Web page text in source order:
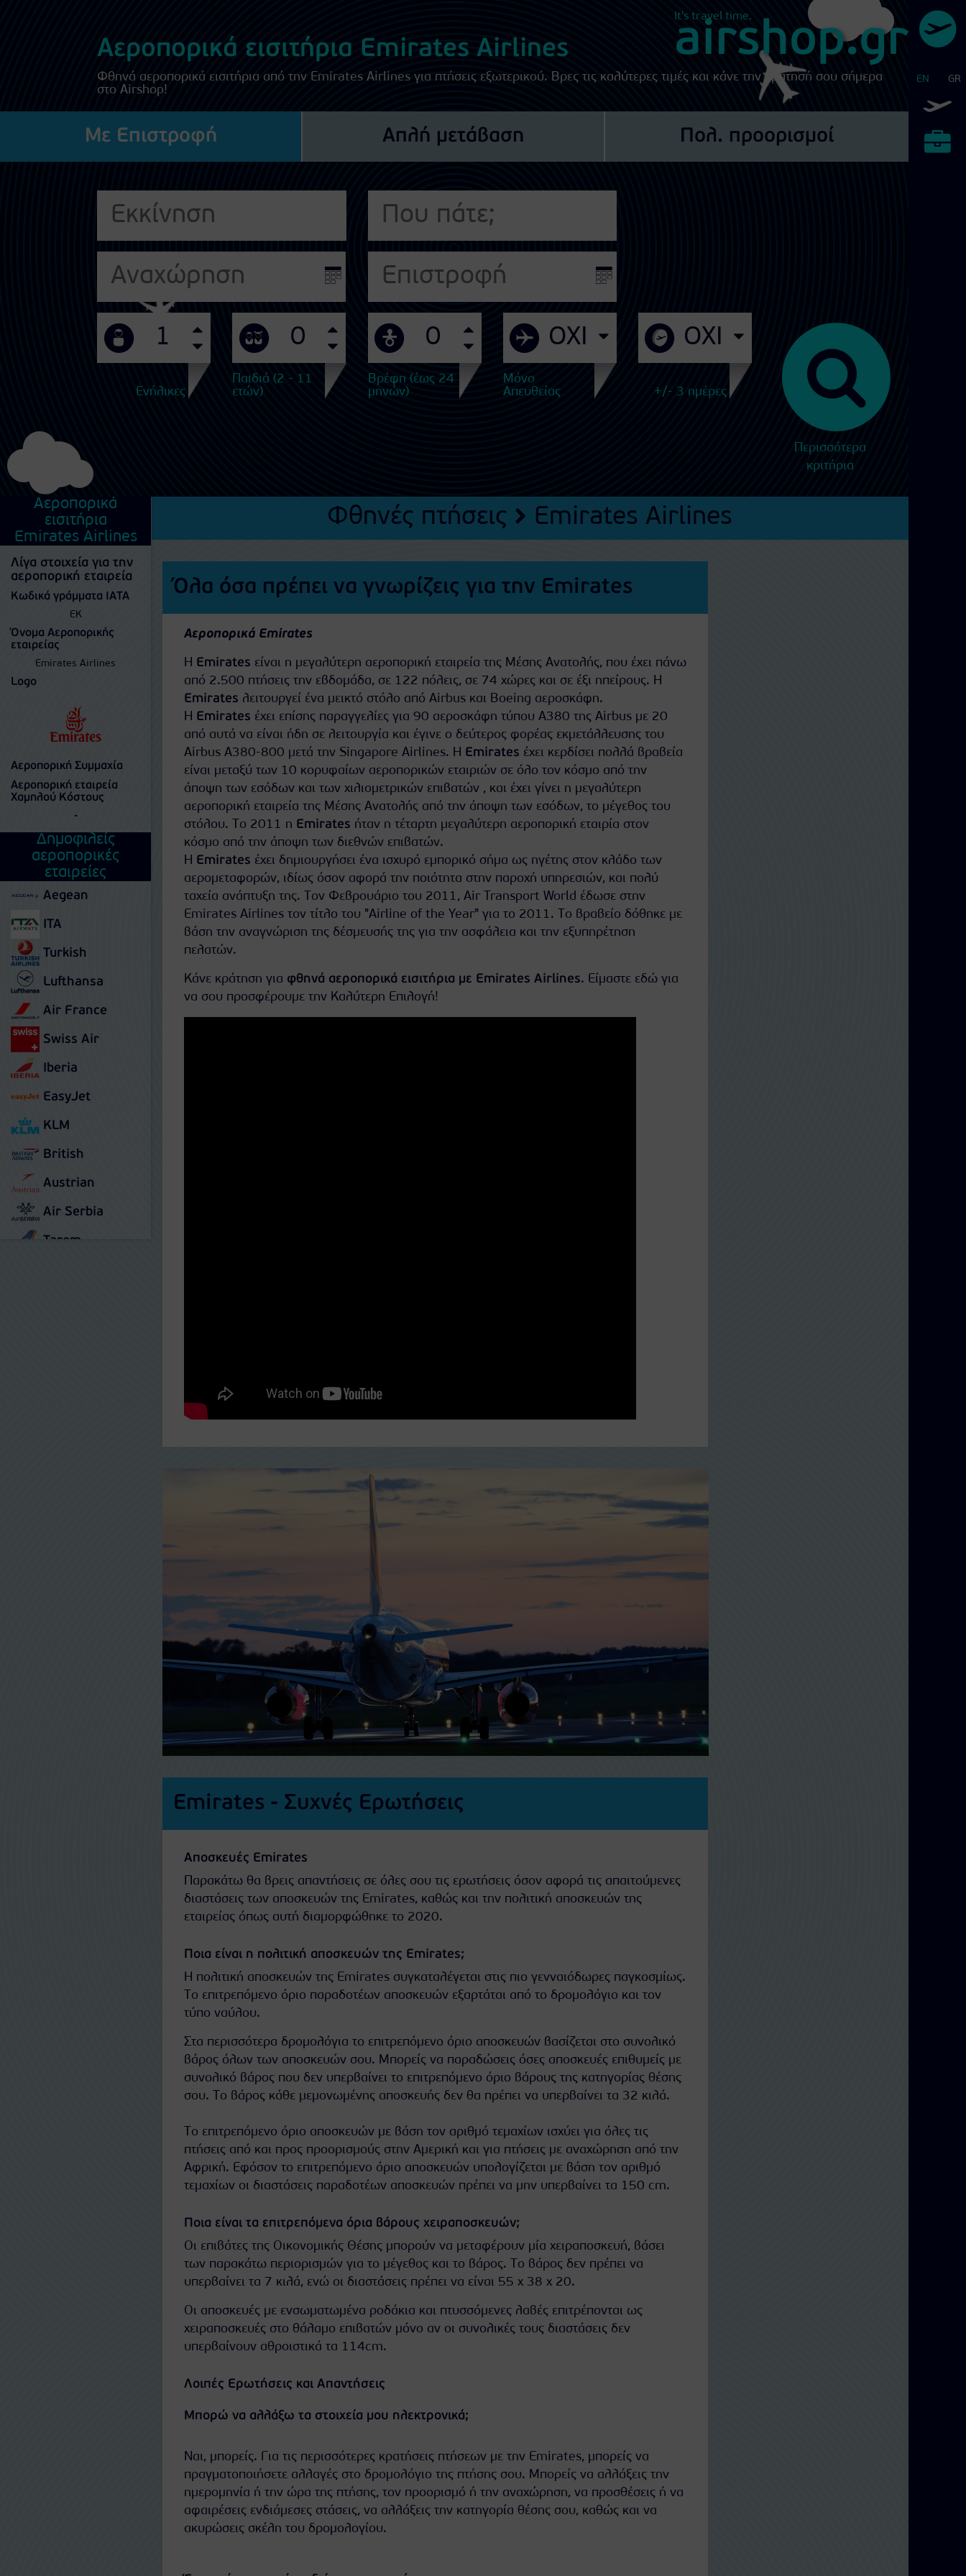
airshop.gr
It's travel time.
EN GR
Αεροπορικά εισιτήρια Emirates Airlines
Φθηνά αεροπορικά εισιτήρια από την Emirates Airlines για πτήσεις εξωτερικού. Βρες τις καλύτερες τιμές και κάνε την κράτησή σου σήμερα
στο Airshop!
Με Επιστροφή Απλή μετάβαση Πολ. προορισμοί
Ενήλικες
Παιδιά (2 - 11
ετών)
Βρέφη (έως 24
μηνών)
Μόνο
Απευθείας
+/- 3 ημέρες
Περισσότερα
κριτήρια
Αεροπορικά
εισιτήρια
Emirates Airlines
Λίγα στοιχεία για την
αεροπορική εταιρεία
Κωδικά γράμματα IATA
EK
Όνομα Αεροπορικής
εταιρείας
Emirates Airlines
Logo
Αεροπορική Συμμαχία
Αεροπορική εταιρεία
Χαμηλού Κόστους
-
Δημοφιλείς
αεροπορικές
εταιρείες
Aegean
ITA
Turkish
Lufthansa
Air France
Swiss Air
Iberia
EasyJet
KLM
British
Austrian
Air Serbia
Tarom
Φθηνές πτήσεις Emirates Airlines
Όλα όσα πρέπει να γνωρίζεις για την Emirates
Αεροπορικά Emirates
Η Emirates είναι η μεγαλύτερη αεροπορική εταιρεία της Μέσης Ανατολής, που έχει πάνω
από 2.500 πτήσεις την εβδομάδα, σε 122 πόλεις, σε 74 χώρες και σε έξι ηπείρους. Η
Emirates λειτουργεί ένα μεικτό στόλο από Airbus και Boeing αεροσκάφη.
Η Emirates έχει επίσης παραγγελίες για 90 αεροσκάφη τύπου Α380 της Airbus με 20
από αυτά να είναι ήδη σε λειτουργία και έγινε ο δεύτερος φορέας εκμετάλλευσης του
Airbus A380-800 μετά την Singapore Airlines. Η Emirates έχει κερδίσει πολλά βραβεία
είναι μεταξύ των 10 κορυφαίων αεροπορικών εταιριών σε όλο τον κόσμο από την
άποψη των εσόδων και των χιλιομετρικών επιβατών , και έχει γίνει η μεγαλύτερη
αεροπορική εταιρεία της Μέσης Ανατολής από την άποψη των εσόδων, το μέγεθος του
στόλου. Το 2011 η Emirates ήταν η τέταρτη μεγαλύτερη αεροπορική εταιρία στον
κόσμο από την άποψη των διεθνών επιβατών.
Η Emirates έχει δημιουργήσει ένα ισχυρό εμπορικό σήμα ως ηγέτης στον κλάδο των
αερομεταφορών, ιδίως όσον αφορά την ποιότητα στην παροχή υπηρεσιών, και πολύ
ταχεία ανάπτυξη της. Τον Φεβρουάριο του 2011, Air Transport World έδωσε στην
Emirates Airlines τον τίτλο του "Airline of the Year" για το 2011. Το βραβείο δόθηκε με
βάση την αναγνώριση της δέσμευσής της για την ασφάλεια και την εξυπηρέτηση
πελατών.
Κάνε κράτηση για φθηνά αεροπορικά εισιτήρια με Emirates Airlines. Είμαστε εδώ για
να σου προσφέρουμε την Καλύτερη Επιλογή!
Emirates - Συχνές Ερωτήσεις
Αποσκευές Emirates
Παρακάτω θα βρεις απαντήσεις σε όλες σου τις ερωτήσεις όσον αφορά τις απαιτούμενες
διαστάσεις των αποσκευών της Emirates, καθώς και την πολιτική αποσκευών της
εταιρείας όπως αυτή διαμορφώθηκε το 2020.
Ποια είναι η πολιτική αποσκευών της Emirates;
Η πολιτική αποσκευών της Emirates συγκαταλέγεται στις πιο γενναιόδωρες παγκοσμίως.
Το επιτρεπόμενο όριο παραδοτέων αποσκευών εξαρτάται από το δρομολόγιο και τον
τύπο ναύλου.
Στα περισσότερα δρομολόγια το επιτρεπόμενο όριο αποσκευών βασίζεται στο συνολικό
βάρος όλων των αποσκευών σου. Μπορείς να παραδώσεις όσες αποσκευές επιθυμείς με
συνολικό βάρος που δεν υπερβαίνει το επιτρεπόμενο όριο βάρους της κατηγορίας θέσης
σου. Το βάρος κάθε μεμονωμένης αποσκευής δεν θα πρέπει να υπερβαίνει τα 32 κιλά.
Το επιτρεπόμενο όριο αποσκευών με βάση τον αριθμό τεμαχίων ισχύει για όλες τις
πτήσεις από και προς προορισμούς στην Αμερική και για πτήσεις με αναχώρηση από την
Αφρική. Εφόσον το επιτρεπόμενο όριο αποσκευών υπολογίζεται με βάση τον αριθμό
τεμαχίων οι διαστάσεις παραδοτέων αποσκευών πρέπει να μην υπερβαίνει τα 150 cm.
Ποια είναι τα επιτρεπόμενα όρια βάρους χειραποσκευών;
Οι επιβάτες της Οικονομικής Θέσης μπορούν να μεταφέρουν μία χειραποσκευή, βάσει
των παρακάτω περιορισμών για το μέγεθος και το βάρος. Το βάρος δεν πρέπει να
υπερβαίνει τα 7 κιλά, ενώ οι διαστάσεις πρέπει να είναι 55 x 38 x 20.
Οι αποσκευές με ενσωματωμένα ροδάκια και πτυσσόμενες λαβές επιτρέπονται ως
χειραποσκευές στο θάλαμο επιβατών μόνο αν οι συνολικές τους διαστάσεις δεν
υπερβαίνουν αθροιστικά τα 114cm.
Λοιπές Ερωτήσεις και Απαντήσεις
Μπορώ να αλλάξω τα στοιχεία μου ηλεκτρονικά;
Ναι, μπορείς. Για τις περισσότερες κρατήσεις πτήσεων με την Emirates, μπορείς να
πραγματοποιήσετε αλλαγές στο δρομολόγιο της πτήσης σου. Μπορείς να αλλάξεις την
ημερομηνία ή την ώρα της πτήσης, τον προορισμό ή την αναχώρηση, να προσθέσεις ή να
αφαιρέσεις ενδιάμεσες στάσεις, να αλλάξεις την κατηγορία θέσης σου, καθώς και να
ακυρώσεις σκέλη του δρομολογίου.